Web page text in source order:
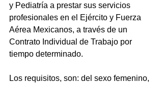
y Pediatría a prestar sus servicios
profesionales en el Ejército y Fuerza
Aérea Mexicanos, a través de un
Contrato Individual de Trabajo por
tiempo determinado.
Los requisitos, son: del sexo femenino,